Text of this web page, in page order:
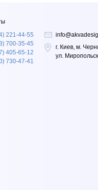
221-44-55
700-35-45
405-65-12
730-47-41
г. Киев, м.
ул.